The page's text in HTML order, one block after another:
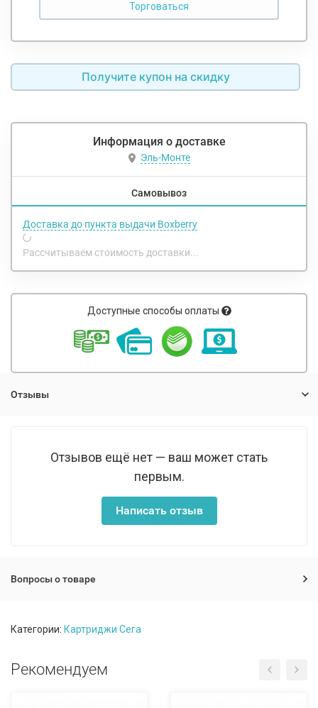
Получите купон на скидку
Информация о доставке
Эль-Монте
Самовывоз
Доставка до пункта выдачи Boxberry
Рассчитываем стоимость доставки...
Доступные способы оплаты
Отзывы
Отзывов ещё нет — ваш может стать
первым.
Написать отзыв
Вопросы о товаре
Категории: Картриджи Сега
Рекомендуем